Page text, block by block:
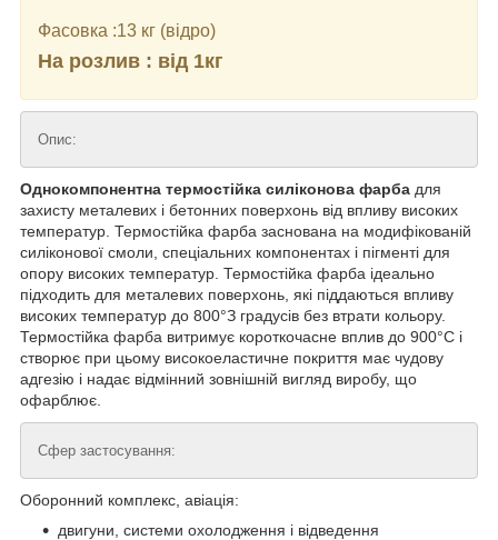
Фасовка :13 кг (відро)
На розлив : від 1кг
Опис:
Однокомпонентна термостійка силіконова фарба для
захисту металевих і бетонних поверхонь від впливу високих
температур. Термостійка фарба заснована на модифікованій
силіконової смоли, спеціальних компонентах і пігменті для
опору високих температур. Термостійка фарба ідеально
підходить для металевих поверхонь, які піддаються впливу
високих температур до 800°З градусів без втрати кольору.
Термостійка фарба витримує короткочасне вплив до 900°С і
створює при цьому високоеластичне покриття має чудову
адгезію і надає відмінний зовнішній вигляд виробу, що
офарблює.
Сфер застосування:
Оборонний комплекс, авіація:
двигуни, системи охолодження і відведення